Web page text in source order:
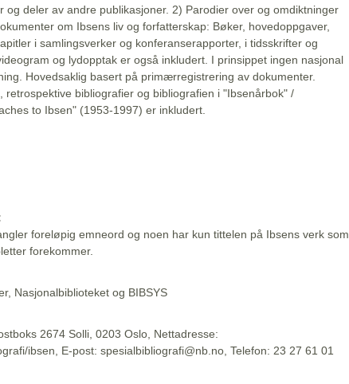
og deler av andre publikasjoner. 2) Parodier over og omdiktninger
om Ibsens liv og forfatterskap: Bøker, hovedoppgaver,
i samlingsverker og konferanserapporter, i tidsskrifter og
og lydopptak er også inkludert. I prinsippet ingen nasjonal
Hovedsaklig basert på primærregistrering av dokumenter.
retrospektive bibliografier og bibliografien i "Ibsenårbok" /
to Ibsen" (1953-1997) er inkludert.
foreløpig emneord og noen har kun tittelen på Ibsens verk som
forekommer.
Nasjonalbiblioteket og BIBSYS
2674 Solli, 0203 Oslo, Nettadresse:
ibsen, E-post: spesialbibliografi@nb.no, Telefon: 23 27 61 01